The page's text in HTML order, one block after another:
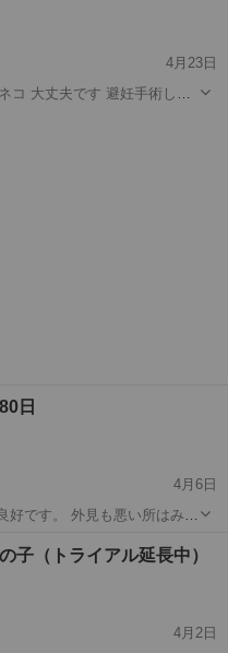
4月23日
です 避妊手術して
日
4月6日
子（トライアル延長中）
4月2日